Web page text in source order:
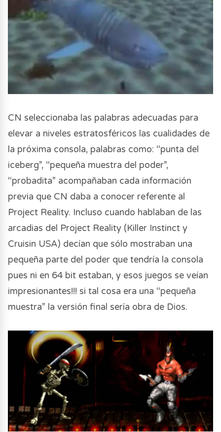
CN seleccionaba las palabras adecuadas para
elevar a niveles estratosféricos las cualidades de
la próxima consola, palabras como: “punta del
iceberg”, “pequeña muestra del poder”,
“probadita” acompañaban cada información
previa que CN daba a conocer referente al
Project Reality. Incluso cuando hablaban de las
arcadias del Project Reality (Killer Instinct y
Cruisin USA) decían que sólo mostraban una
pequeña parte del poder que tendría la consola
pues ni en 64 bit estaban, y esos juegos se veían
impresionantes!!! si tal cosa era una “pequeña
muestra” la versión final sería obra de Dios.